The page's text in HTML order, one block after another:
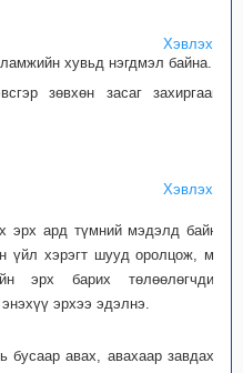
Хэвлэх
хувьд нэгдмэл байна.
зөвхөн засаг захиргааны
Хэвлэх
эрх ард түмний мэдэлд байна.
үйл хэрэгт шууд оролцож, мөн
эрх барих төлөөлөгчдийн
эрхээ эдэлнэ.
авах, авахаар завдахыг